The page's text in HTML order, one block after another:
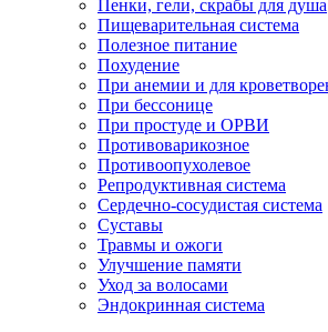
Пенки, гели, скрабы для душа
Пищеварительная система
Полезное питание
Похудение
При анемии и для
При бессонице
При простуде и ОРВИ
Противоварикозное
Противоопухолевое
Репродуктивная система
Сердечно-сосудистая система
Суставы
Травмы и ожоги
Улучшение памяти
Уход за волосами
Эндокринная система